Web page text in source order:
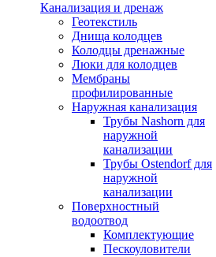
Канализация и дренаж
Геотекстиль
Днища колодцев
Колодцы дренажные
Люки для колодцев
Мембраны
профилированные
Наружная канализация
Трубы Nashorn для
наружной
канализации
Трубы Ostendorf для
наружной
канализации
Поверхностный
водоотвод
Комплектующие
Пескоуловители